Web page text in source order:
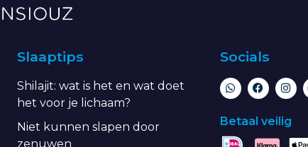
Slaaptips
Shilajit: wat is het en wat doet
het voor je lichaam?
Niet kunnen slapen door
zenuwen
Socials
Betaal veilig